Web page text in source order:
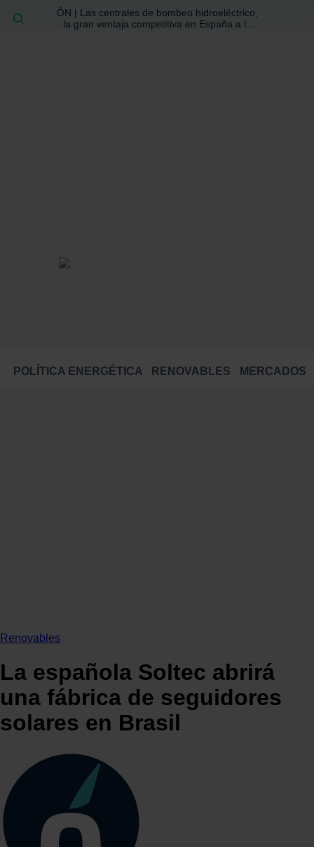
ÓN | Las centrales de bombeo hidroeléctrico,
la gran ventaja competitiva en España a la
POLÍTICA ENERGÉTICA RENOVABLES MERCADOS
BUSCAR
Renovables
La española Soltec abrirá
una fábrica de seguidores
solares en Brasil